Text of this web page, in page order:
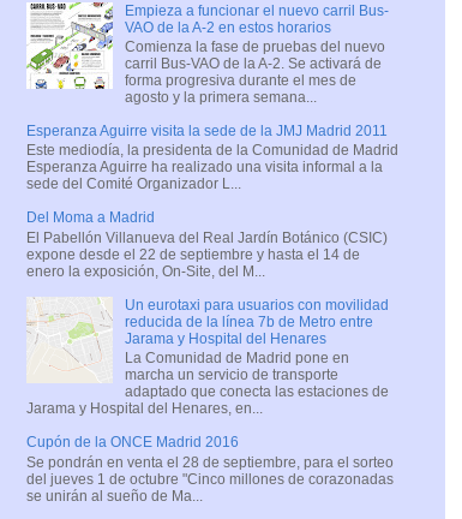
Empieza a funcionar el nuevo carril Bus-
VAO de la A-2 en estos horarios
Comienza la fase de pruebas del nuevo
carril Bus-VAO de la A-2. Se activará de
forma progresiva durante el mes de
agosto y la primera semana...
Esperanza Aguirre visita la sede de la JMJ Madrid 2011
Este mediodía, la presidenta de la Comunidad de Madrid
Esperanza Aguirre ha realizado una visita informal a la
sede del Comité Organizador L...
Del Moma a Madrid
El Pabellón Villanueva del Real Jardín Botánico (CSIC)
expone desde el 22 de septiembre y hasta el 14 de
enero la exposición, On-Site, del M...
Un eurotaxi para usuarios con movilidad
reducida de la línea 7b de Metro entre
Jarama y Hospital del Henares
La Comunidad de Madrid pone en
marcha un servicio de transporte
adaptado que conecta las estaciones de
Jarama y Hospital del Henares, en...
Cupón de la ONCE Madrid 2016
Se pondrán en venta el 28 de septiembre, para el sorteo
del jueves 1 de octubre "Cinco millones de corazonadas
se unirán al sueño de Ma...